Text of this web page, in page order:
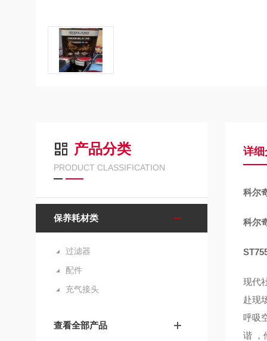
产品分类
PRODUCT CLASSIFICATION
保养耗材类
过滤器
配件
充气接头
查看全部产品
详细
科尔
科尔
现代
赴现
呼吸
谐 ，